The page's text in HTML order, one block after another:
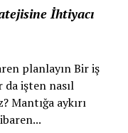
İhtiyacı
planlayın Bir iş
işten nasıl
Mantığa aykırı